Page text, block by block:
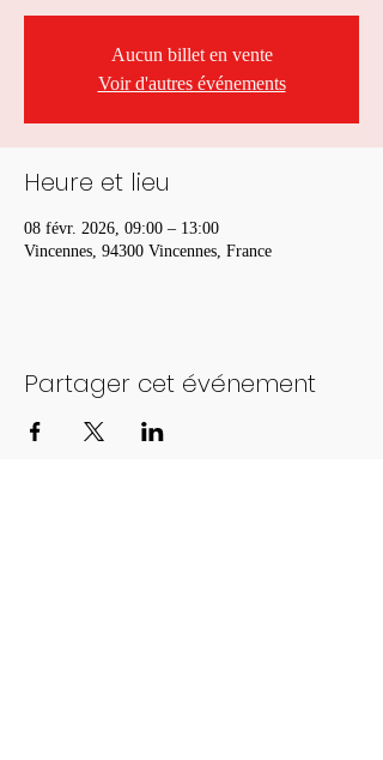
Aucun billet en vente
Voir d'autres événements
Heure et lieu
08 févr. 2026, 09:00 – 13:00
Vincennes, 94300 Vincennes, France
Partager cet événement